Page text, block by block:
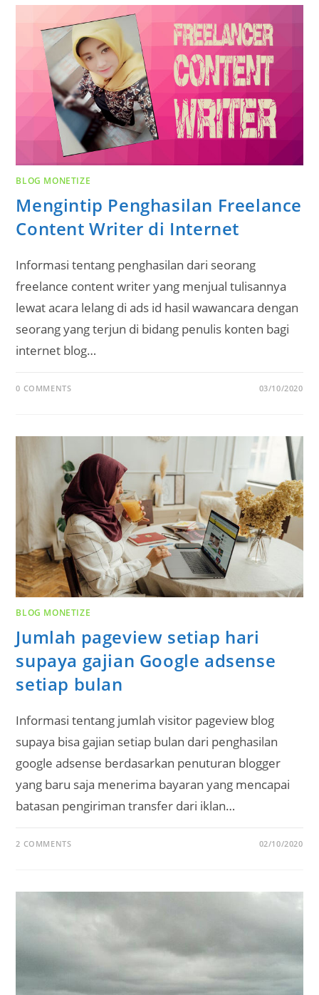
BLOG MONETIZE
Mengintip Penghasilan Freelance
Content Writer di Internet
Informasi tentang penghasilan dari seorang
freelance content writer yang menjual tulisannya
lewat acara lelang di ads id hasil wawancara dengan
seorang yang terjun di bidang penulis konten bagi
internet blog…
0 COMMENTS 03/10/2020
BLOG MONETIZE
Jumlah pageview setiap hari
supaya gajian Google adsense
setiap bulan
Informasi tentang jumlah visitor pageview blog
supaya bisa gajian setiap bulan dari penghasilan
google adsense berdasarkan penuturan blogger
yang baru saja menerima bayaran yang mencapai
batasan pengiriman transfer dari iklan…
2 COMMENTS 02/10/2020